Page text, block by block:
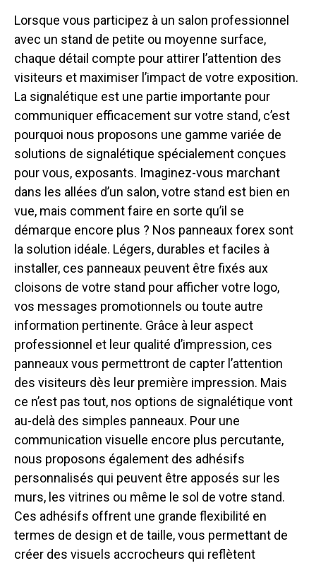
Lorsque vous participez à un salon professionnel
avec un stand de petite ou moyenne surface,
chaque détail compte pour attirer l’attention des
visiteurs et maximiser l’impact de votre exposition.
La signalétique est une partie importante pour
communiquer efficacement sur votre stand, c’est
pourquoi nous proposons une gamme variée de
solutions de signalétique spécialement conçues
pour vous, exposants. Imaginez-vous marchant
dans les allées d’un salon, votre stand est bien en
vue, mais comment faire en sorte qu’il se
démarque encore plus ? Nos panneaux forex sont
la solution idéale. Légers, durables et faciles à
installer, ces panneaux peuvent être fixés aux
cloisons de votre stand pour afficher votre logo,
vos messages promotionnels ou toute autre
information pertinente. Grâce à leur aspect
professionnel et leur qualité d’impression, ces
panneaux vous permettront de capter l’attention
des visiteurs dès leur première impression. Mais
ce n’est pas tout, nos options de signalétique vont
au-delà des simples panneaux. Pour une
communication visuelle encore plus percutante,
nous proposons également des adhésifs
personnalisés qui peuvent être apposés sur les
murs, les vitrines ou même le sol de votre stand.
Ces adhésifs offrent une grande flexibilité en
termes de design et de taille, vous permettant de
créer des visuels accrocheurs qui reflètent